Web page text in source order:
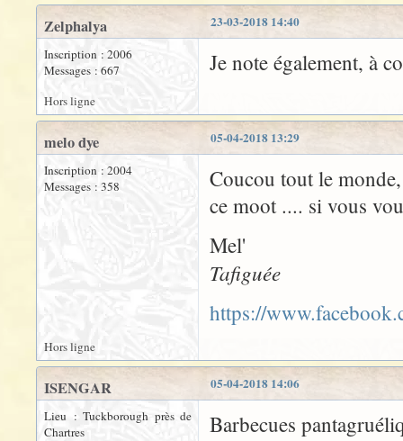
23-03-2018 14:40
Zelphalya
Inscription : 2006
Messages : 667
Je note également, à
Hors ligne
05-04-2018 13:29
melo dye
Inscription : 2004
Messages : 358
Coucou tout le
ce moot .... si vous
Mel'
Tafiguée
https://
Hors ligne
05-04-2018 14:06
ISENGAR
Lieu : Tuckborough près de
Chartres
Barbecues